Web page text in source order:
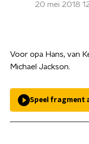
20 mei 2018
Voor opa Hans, van
Michael Jackson.
Speel fragment